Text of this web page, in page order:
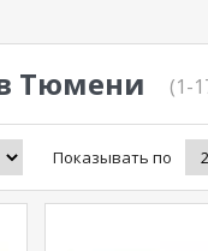
Тюмени (1-
Показывать по